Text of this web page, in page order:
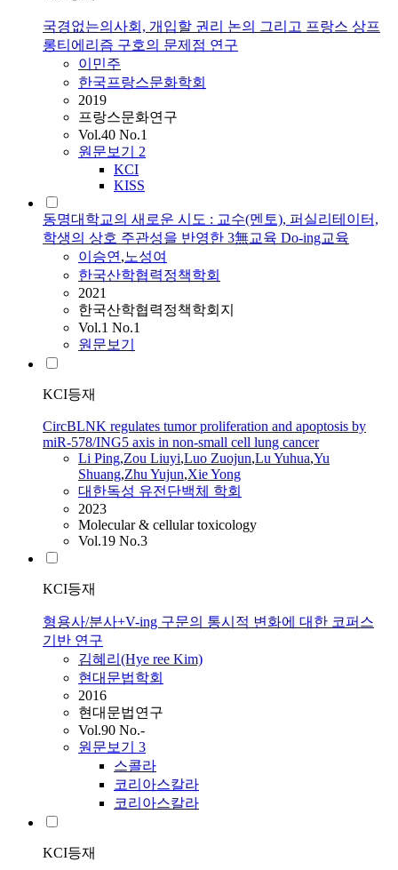
국경없는의사회, 개입할 권리 논의 그리고 프랑스 상프
롱티에리즘 구호의 문제점 연구
이민주
한국프랑스문화학회
2019
프랑스문화연구
Vol.40 No.1
원문보기 2
KCI
KISS
동명대학교의 새로운 시도 : 교수(멘토), 퍼실리테이터,
학생의 상호 주관성을 반영한 3無교육 Do-ing교육
이승연,노성여
한국산학협력정책학회
2021
한국산학협력정책학회지
Vol.1 No.1
원문보기
KCI등재
CircBLNK regulates tumor proliferation and apoptosis by
miR-578/ING5 axis in non-small cell lung cancer
Li Ping,Zou Liuyi,Luo Zuojun,Lu Yuhua,Yu
Shuang,Zhu Yujun,Xie Yong
대한독성 유전단백체 학회
2023
Molecular & cellular toxicology
Vol.19 No.3
KCI등재
형용사/분사+V-ing 구문의 통시적 변화에 대한 코퍼스
기반 연구
김혜리(Hye ree Kim)
현대문법학회
2016
현대문법연구
Vol.90 No.-
원문보기 3
스콜라
코리아스칼라
코리아스칼라
KCI등재